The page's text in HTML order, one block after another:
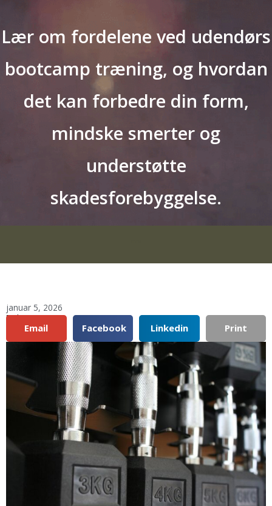
Lær om fordelene ved udendørs
bootcamp træning, og hvordan
det kan forbedre din form,
mindske smerter og
understøtte
skadesforebyggelse.
januar 5, 2026
Del:
Email Facebook Linkedin Print